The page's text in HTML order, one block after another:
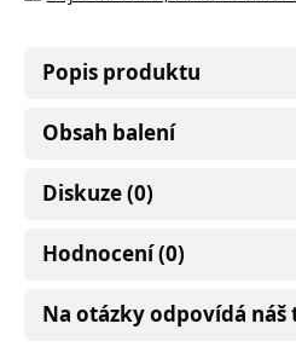
Popis produktu
Obsah balení
Diskuze (0)
Hodnocení (0)
Na otázky odpovídá